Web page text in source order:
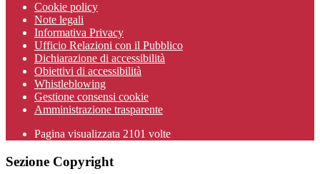
Cookie policy
Note legali
Informativa Privacy
Ufficio Relazioni con il Pubblico
Dichiarazione di accessibilità
Obiettivi di accessibilità
Whistleblowing
Gestione consensi cookie
Amministrazione trasparente
Pagina visualizzata 2101 volte
Sezione Copyright